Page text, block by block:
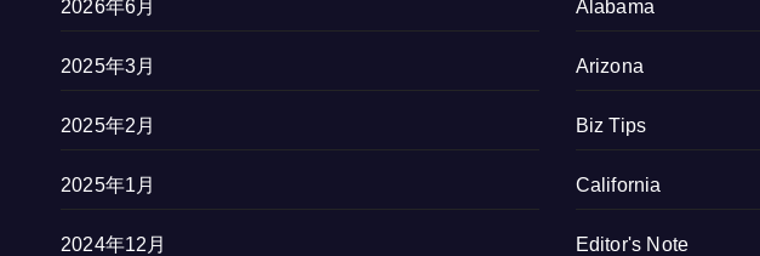
2026年6月
2025年3月
2025年2月
2025年1月
2024年12月
Alabama
Arizona
Biz Tips
California
Editor's Note